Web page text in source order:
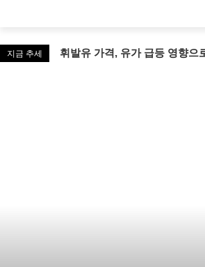
지금 추세 휘발유 가격, 유가 급등 영향으